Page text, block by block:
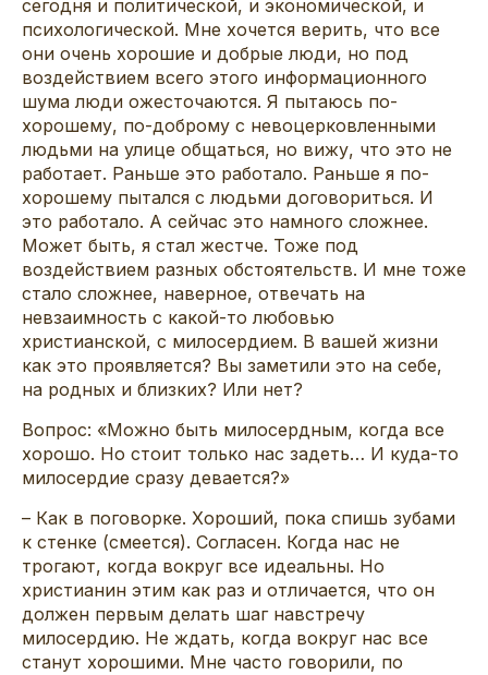
сегодня и политической, и экономической, и
психологической. Мне хочется верить, что все
они очень хорошие и добрые люди, но под
воздействием всего этого информационного
шума люди ожесточаются. Я пытаюсь по-
хорошему, по-доброму с невоцерковленными
людьми на улице общаться, но вижу, что это не
работает. Раньше это работало. Раньше я по-
хорошему пытался с людьми договориться. И
это работало. А сейчас это намного сложнее.
Может быть, я стал жестче. Тоже под
воздействием разных обстоятельств. И мне тоже
стало сложнее, наверное, отвечать на
невзаимность с какой-то любовью
христианской, с милосердием. В вашей жизни
как это проявляется? Вы заметили это на себе,
на родных и близких? Или нет?
Вопрос: «Можно быть милосердным, когда все
хорошо. Но стоит только нас задеть… И куда-то
милосердие сразу девается?»
– Как в поговорке. Хороший, пока спишь зубами
к стенке (смеется). Согласен. Когда нас не
трогают, когда вокруг все идеальны. Но
христианин этим как раз и отличается, что он
должен первым делать шаг навстречу
милосердию. Не ждать, когда вокруг нас все
станут хорошими. Мне часто говорили, по